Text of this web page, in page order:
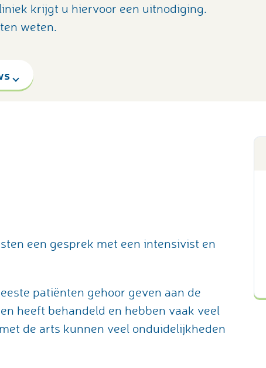
krijgt u hiervoor een uitnodiging.
weten.
een gesprek met een intensivist en
patiënten gehoor geven aan de
heeft behandeld en hebben vaak veel
de arts kunnen veel onduidelijkheden